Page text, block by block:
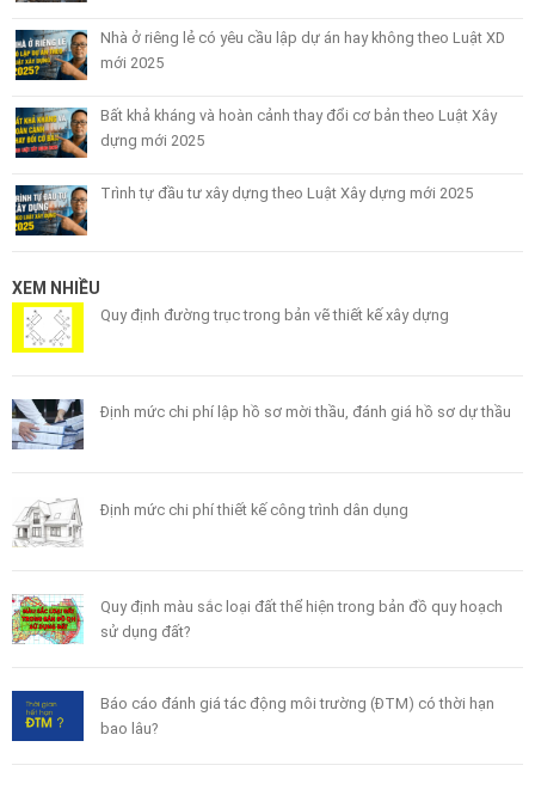
Nhà ở riêng lẻ có yêu cầu lập dự án hay không theo Luật XD
mới 2025
Bất khả kháng và hoàn cảnh thay đổi cơ bản theo Luật Xây
dựng mới 2025
Trình tự đầu tư xây dựng theo Luật Xây dựng mới 2025
XEM NHIỀU
Quy định đường trục trong bản vẽ thiết kế xây dựng
Định mức chi phí lập hồ sơ mời thầu, đánh giá hồ sơ dự thầu
Định mức chi phí thiết kế công trình dân dụng
Quy định màu sắc loại đất thể hiện trong bản đồ quy hoạch
sử dụng đất?
Báo cáo đánh giá tác động môi trường (ĐTM) có thời hạn
bao lâu?